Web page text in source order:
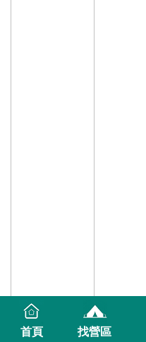
首頁 找營區